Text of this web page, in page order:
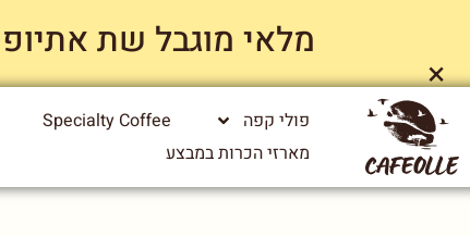
מלאי מוגבל שת אתיופיה
×
פולי קפה Specialty Coffee
מארזי הכרות במבצע